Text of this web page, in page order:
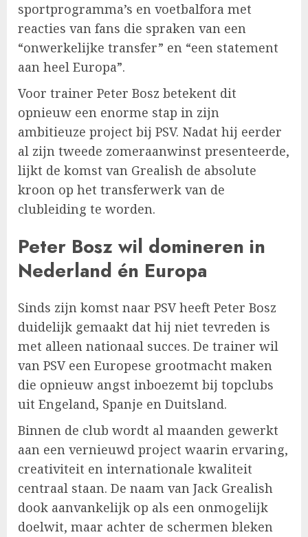
sportprogramma’s en voetbalfora met
reacties van fans die spraken van een
“onwerkelijke transfer” en “een statement
aan heel Europa”.
Voor trainer Peter Bosz betekent dit
opnieuw een enorme stap in zijn
ambitieuze project bij PSV. Nadat hij eerder
al zijn tweede zomeraanwinst presenteerde,
lijkt de komst van Grealish de absolute
kroon op het transferwerk van de
clubleiding te worden.
Peter Bosz wil domineren in
Nederland én Europa
Sinds zijn komst naar PSV heeft Peter Bosz
duidelijk gemaakt dat hij niet tevreden is
met alleen nationaal succes. De trainer wil
van PSV een Europese grootmacht maken
die opnieuw angst inboezemt bij topclubs
uit Engeland, Spanje en Duitsland.
Binnen de club wordt al maanden gewerkt
aan een vernieuwd project waarin ervaring,
creativiteit en internationale kwaliteit
centraal staan. De naam van Jack Grealish
dook aanvankelijk op als een onmogelijk
doelwit, maar achter de schermen bleken